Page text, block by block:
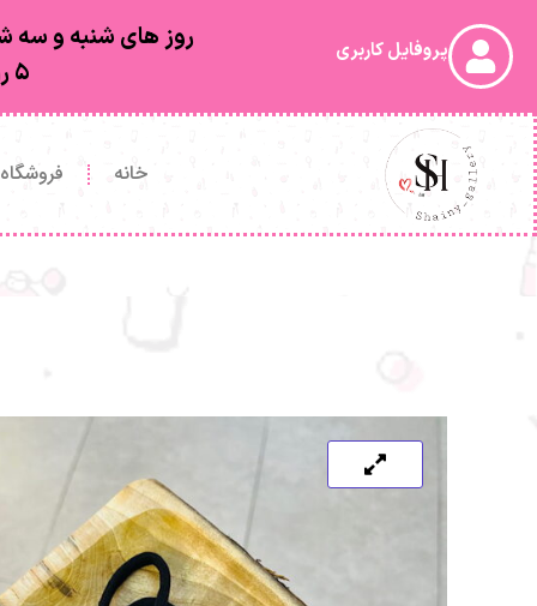
پروفایل کاربری
روز های شنبه و سه
۵ روز کاری بعد از ارسال به دستتون خواهد رسید
خانه فروشگاه